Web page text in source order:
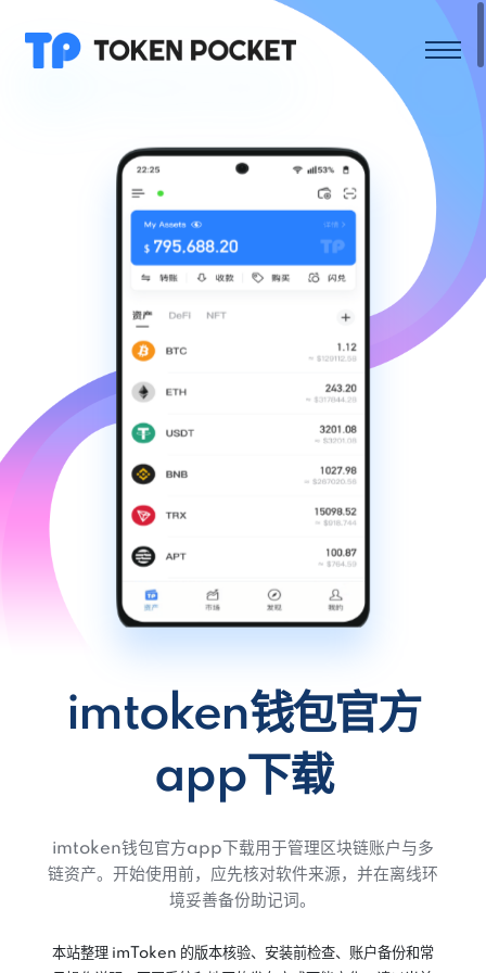
imtoken钱包官方
app下载
imtoken钱包官方app下载用于管理区块链账户与多
链资产。开始使用前，应先核对软件来源，并在离线环
境妥善备份助记词。
本站整理 imToken 的版本核验、安装前检查、账户备份和常